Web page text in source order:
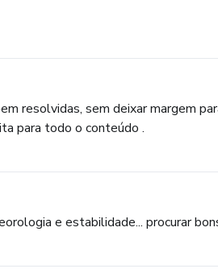
resolvidas, sem deixar margem
para todo o conteúdo .
e estabilidade... procurar